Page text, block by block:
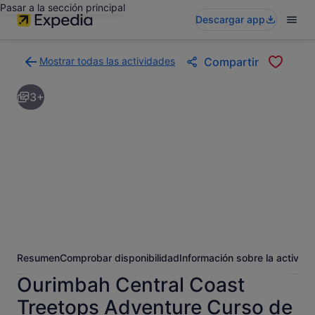
Pasar a la sección principal
Descargar app
Mostrar todas las actividades
a
la
página
Compartir
3+
ResumenComprobar disponibilidadInformación sobre la
Ourimbah Central Coast
Treetops Adventure Curso de